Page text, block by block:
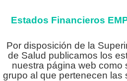
Estados Financieros
Por disposición de la
de Salud publicamos los
nuestra página web como
grupo al que pertenecen las